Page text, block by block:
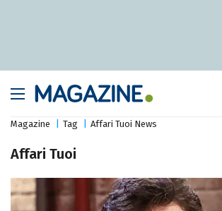
Magazine Tag Affari Tuoi News
Affari Tuoi